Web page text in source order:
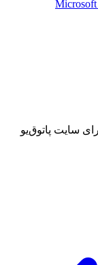
سایت پاتوق‌یو